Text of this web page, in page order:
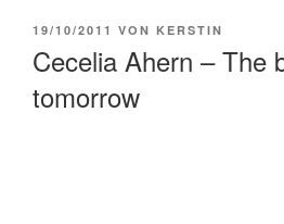
VERÖFFENTLICHT
19/10/2011 VON KERSTIN
Cecelia Ahern – The
tomorrow